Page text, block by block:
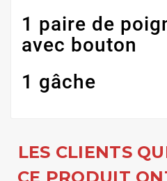
1 paire de
avec bouton
1 gâche
LES CLIENTS